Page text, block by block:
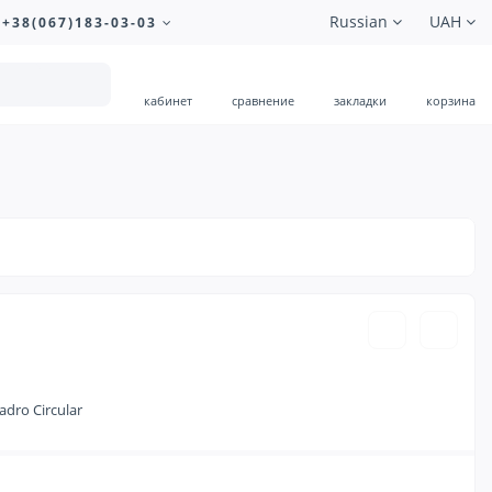
+38(067)183-03-03 UAH
Russian
кабинет сравнение закладки корзина
Circular